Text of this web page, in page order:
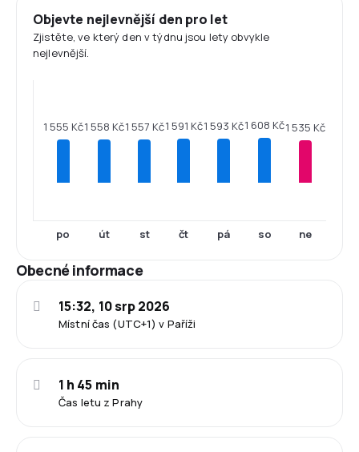
Objevte nejlevnější den pro let
Zjistěte, ve který den v týdnu jsou lety obvykle
nejlevnější.
1 555 Kč
po
1 558 Kč
út
1 557 Kč
st
1 591 Kč
čt
1 593 Kč
pá
1 608 Kč
so
1 535 Kč
ne
Obecné informace
Místní čas (UTC+1) v Paříži
15:32, 10 srp 2026
Čas letu z Prahy
1 h 45 min